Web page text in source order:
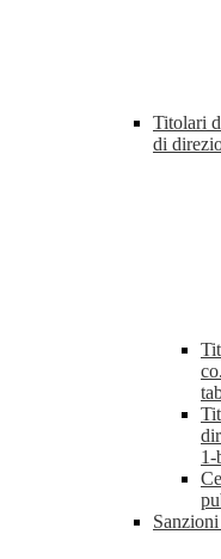
Titolari
di
1-